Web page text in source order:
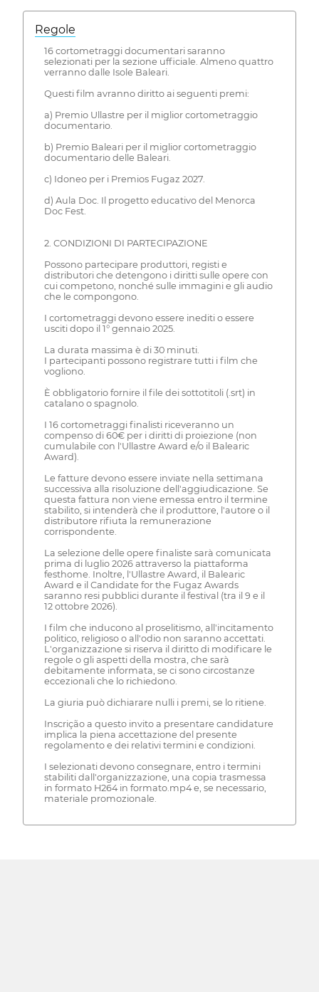
Regole
16 cortometraggi documentari saranno
selezionati per la sezione ufficiale. Almeno quattro
verranno dalle Isole Baleari.
Questi film avranno diritto ai seguenti premi:
a) Premio Ullastre per il miglior cortometraggio
documentario.
b) Premio Baleari per il miglior cortometraggio
documentario delle Baleari.
c) Idoneo per i Premios Fugaz 2027.
d) Aula Doc. Il progetto educativo del Menorca
Doc Fest.
2. CONDIZIONI DI PARTECIPAZIONE
Possono partecipare produttori, registi e
distributori che detengono i diritti sulle opere con
cui competono, nonché sulle immagini e gli audio
che le compongono.
I cortometraggi devono essere inediti o essere
usciti dopo il 1° gennaio 2025.
La durata massima è di 30 minuti.
I partecipanti possono registrare tutti i film che
vogliono.
È obbligatorio fornire il file dei sottotitoli (.srt) in
catalano o spagnolo.
I 16 cortometraggi finalisti riceveranno un
compenso di 60€ per i diritti di proiezione (non
cumulabile con l'Ullastre Award e/o il Balearic
Award).
Le fatture devono essere inviate nella settimana
successiva alla risoluzione dell'aggiudicazione. Se
questa fattura non viene emessa entro il termine
stabilito, si intenderà che il produttore, l'autore o il
distributore rifiuta la remunerazione
corrispondente.
La selezione delle opere finaliste sarà comunicata
prima di luglio 2026 attraverso la piattaforma
festhome. Inoltre, l'Ullastre Award, il Balearic
Award e il Candidate for the Fugaz Awards
saranno resi pubblici durante il festival (tra il 9 e il
12 ottobre 2026).
I film che inducono al proselitismo, all'incitamento
politico, religioso o all'odio non saranno accettati.
L'organizzazione si riserva il diritto di modificare le
regole o gli aspetti della mostra, che sarà
debitamente informata, se ci sono circostanze
eccezionali che lo richiedono.
La giuria può dichiarare nulli i premi, se lo ritiene.
Inscrição a questo invito a presentare candidature
implica la piena accettazione del presente
regolamento e dei relativi termini e condizioni.
I selezionati devono consegnare, entro i termini
stabiliti dall'organizzazione, una copia trasmessa
in formato H264 in formato.mp4 e, se necessario,
materiale promozionale.